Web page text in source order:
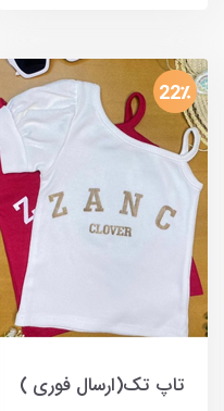
22٪
تاپ تک(ارسال فوری )